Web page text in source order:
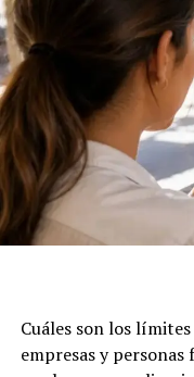
Cuáles son los
empresas y personas